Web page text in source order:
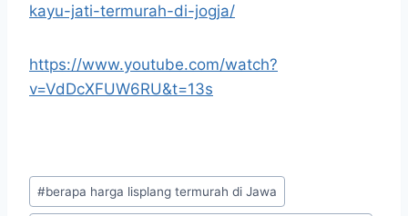
kayu-jati-termurah-di-jogja/
https://www.youtube.com/watch?
v=VdDcXFUW6RU&t=13s
#berapa harga lisplang termurah di Jawa